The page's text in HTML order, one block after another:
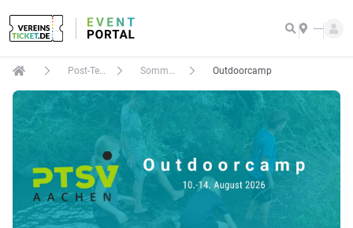
---
Post-Telekom SV 1925 Aachen Sommerferien PTSV Fit4Kids Feriencamps Outdoorcamp